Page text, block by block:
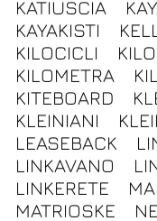
KATIUSCIA
KAYAKISTI
KILOCICLI
KILOMETRA
KITEBOARD
KLEINIANI
LEASEBACK
LINKAVANO
LINKERETE
MATRIOSKE